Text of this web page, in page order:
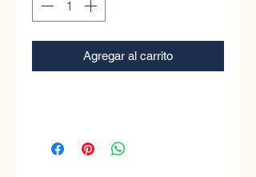
Agregar al carrito